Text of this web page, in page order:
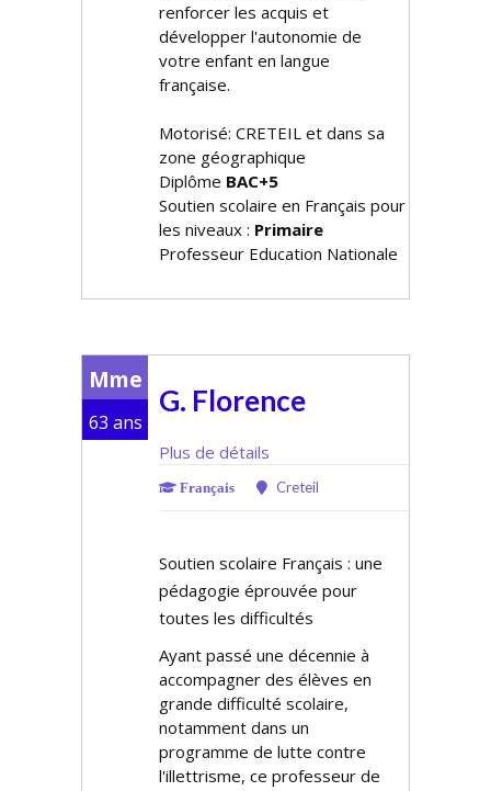
renforcer les acquis et
développer l'autonomie de
votre enfant en langue
française.
Motorisé: CRETEIL et dans sa
zone géographique
Diplôme BAC+5
Soutien scolaire en Français pour
les niveaux : Primaire
Professeur Education Nationale
Mme
63 ans
G. Florence
Plus de détails
Français Creteil
Soutien scolaire Français : une
pédagogie éprouvée pour
toutes les difficultés
Ayant passé une décennie à
accompagner des élèves en
grande difficulté scolaire,
notamment dans un
programme de lutte contre
l'illettrisme, ce professeur de